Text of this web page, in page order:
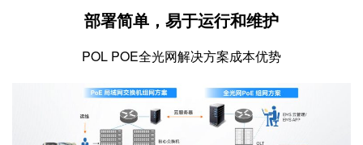
部署简单，易于运行和维护
POL POE全光网解决方案成本优势